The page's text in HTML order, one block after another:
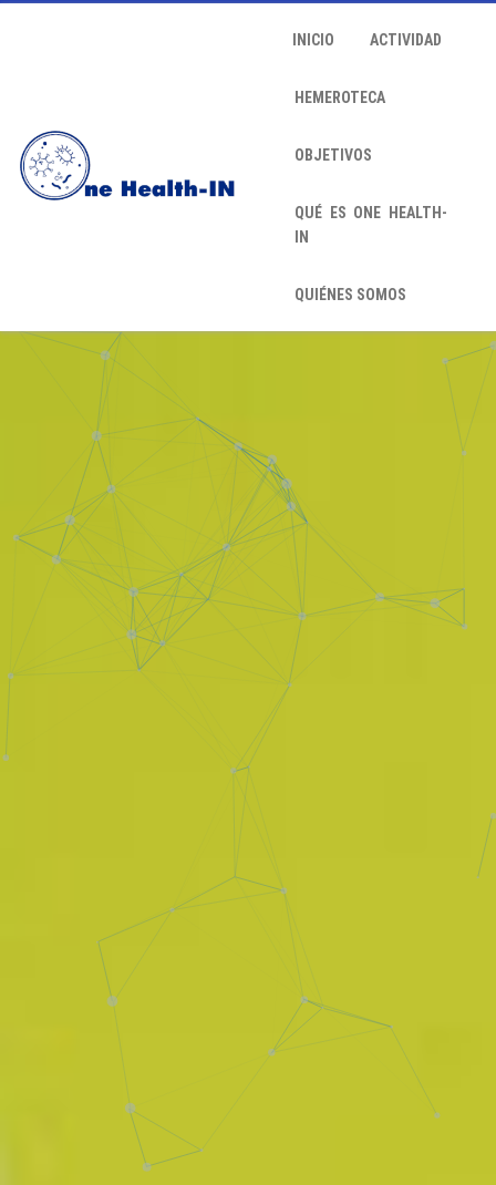
INICIO ACTIVIDAD
HEMEROTECA
OBJETIVOS
QUÉ ES ONE HEALTH-
IN
QUIÉNES SOMOS